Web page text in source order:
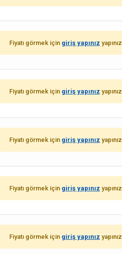
Fiyatı görmek için giriş yapınız yapınız
Fiyatı görmek için giriş yapınız yapınız
Fiyatı görmek için giriş yapınız yapınız
Fiyatı görmek için giriş yapınız yapınız
Fiyatı görmek için giriş yapınız yapınız